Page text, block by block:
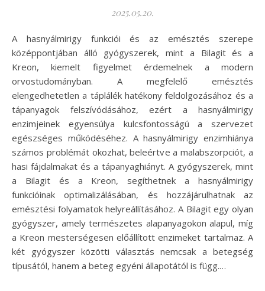
2025.05.20.
A hasnyálmirigy funkciói és az emésztés szerepe
középpontjában álló gyógyszerek, mint a Bilagit és a
Kreon, kiemelt figyelmet érdemelnek a modern
orvostudományban. A megfelelő emésztés
elengedhetetlen a táplálék hatékony feldolgozásához és a
tápanyagok felszívódásához, ezért a hasnyálmirigy
enzimjeinek egyensúlya kulcsfontosságú a szervezet
egészséges működéséhez. A hasnyálmirigy enzimhiánya
számos problémát okozhat, beleértve a malabszorpciót, a
hasi fájdalmakat és a tápanyaghiányt. A gyógyszerek, mint
a Bilagit és a Kreon, segíthetnek a hasnyálmirigy
funkcióinak optimalizálásában, és hozzájárulhatnak az
emésztési folyamatok helyreállításához. A Bilagit egy olyan
gyógyszer, amely természetes alapanyagokon alapul, míg
a Kreon mesterségesen előállított enzimeket tartalmaz. A
két gyógyszer közötti választás nemcsak a betegség
típusától, hanem a beteg egyéni állapotától is függ.…